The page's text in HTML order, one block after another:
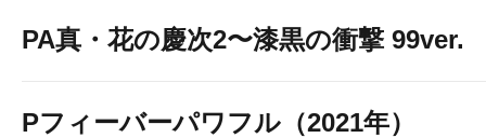
PA真・花の慶次2〜漆黒の衝撃 99ver.
Pフィーバーパワフル（2021年）